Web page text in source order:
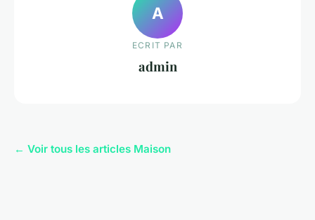
A
ECRIT PAR
admin
← Voir tous les articles Maison